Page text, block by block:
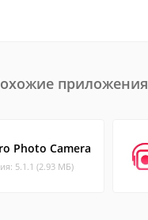
приложения
Photo Camera
5.1.1 (2.93 МБ)